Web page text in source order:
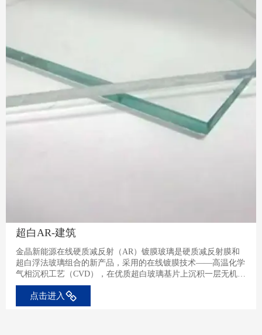
超白AR-建筑
金晶新能源在线硬质减反射（AR）镀膜玻璃是硬质减反射膜和
超白浮法玻璃组合的新产品，采用的在线镀膜技术——高温化学
气相沉积工艺（CVD），在优质超白玻璃基片上沉积一层无机减
反膜，膜层坚硬、持久耐用，颜色自然呈中性，能够有效减少可
见光的反射，增加可见光透过率。
点击进入